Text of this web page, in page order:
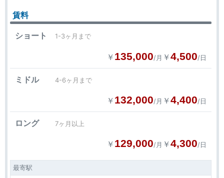
賃料
ショート 1-3ヶ月まで
￥ 135,000/月 ￥4,500/日
ミドル 4-6ヶ月まで
￥ 132,000/月 ￥4,400/日
ロング 7ヶ月以上
￥ 129,000/月 ￥4,300/日
最寄駅